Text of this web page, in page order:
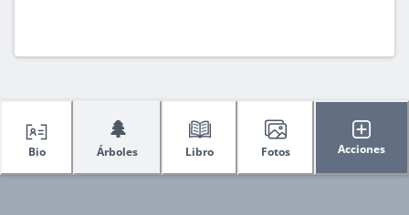
Bio
🌲
Árboles Libro Fotos Acciones